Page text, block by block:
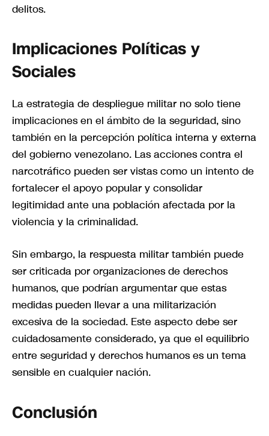
delitos.
Implicaciones Políticas y
Sociales
La estrategia de despliegue militar no solo tiene
implicaciones en el ámbito de la seguridad, sino
también en la percepción política interna y externa
del gobierno venezolano. Las acciones contra el
narcotráfico pueden ser vistas como un intento de
fortalecer el apoyo popular y consolidar
legitimidad ante una población afectada por la
violencia y la criminalidad.
Sin embargo, la respuesta militar también puede
ser criticada por organizaciones de derechos
humanos, que podrían argumentar que estas
medidas pueden llevar a una militarización
excesiva de la sociedad. Este aspecto debe ser
cuidadosamente considerado, ya que el equilibrio
entre seguridad y derechos humanos es un tema
sensible en cualquier nación.
Conclusión